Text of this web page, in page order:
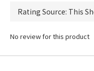
No review for this product